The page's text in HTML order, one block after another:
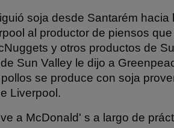
soja desde Santarém hacia
al productor de piensos
y otros productos de
Sun Valley le dijo a
se produce con soja
Liverpool.
a McDonald' s a largo de